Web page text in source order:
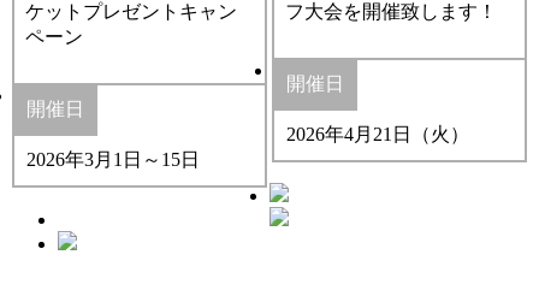
ケットプレゼントキャン
ペーン
開催日
2026年3月1日～15日
フ大会を開催致します！
開催日
2026年4月21日（火）